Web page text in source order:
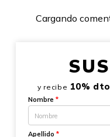
Cargando
y recibe 10%
Nombre *
Apellido *